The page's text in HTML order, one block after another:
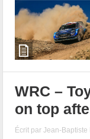
WRC –
on top
Écrit parJean-Baptiste